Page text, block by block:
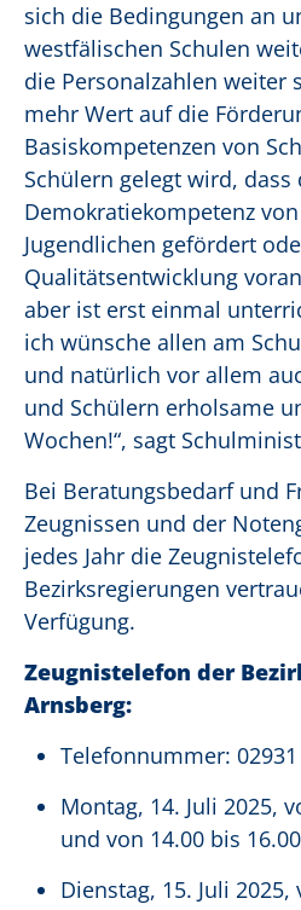
sich die Bedingungen an
westfälischen Schulen
die Personalzahlen weiter
mehr Wert auf die
Basiskompetenzen von
Schülern gelegt wird, dass
Demokratiekompetenz
Jugendlichen gefördert
Qualitätsentwicklung
aber ist erst einmal
ich wünsche allen am
und natürlich vor allem
und Schülern erholsame
Wochen!“, sagt
Bei Beratungsbedarf und
Zeugnissen und der
jedes Jahr die
Bezirksregierungen
Verfügung.
Zeugnistelefon der
Arnsberg:
Telefonnummer: 02931
Montag, 14. Juli 2025,
und von 14.00 bis
Dienstag, 15. Juli